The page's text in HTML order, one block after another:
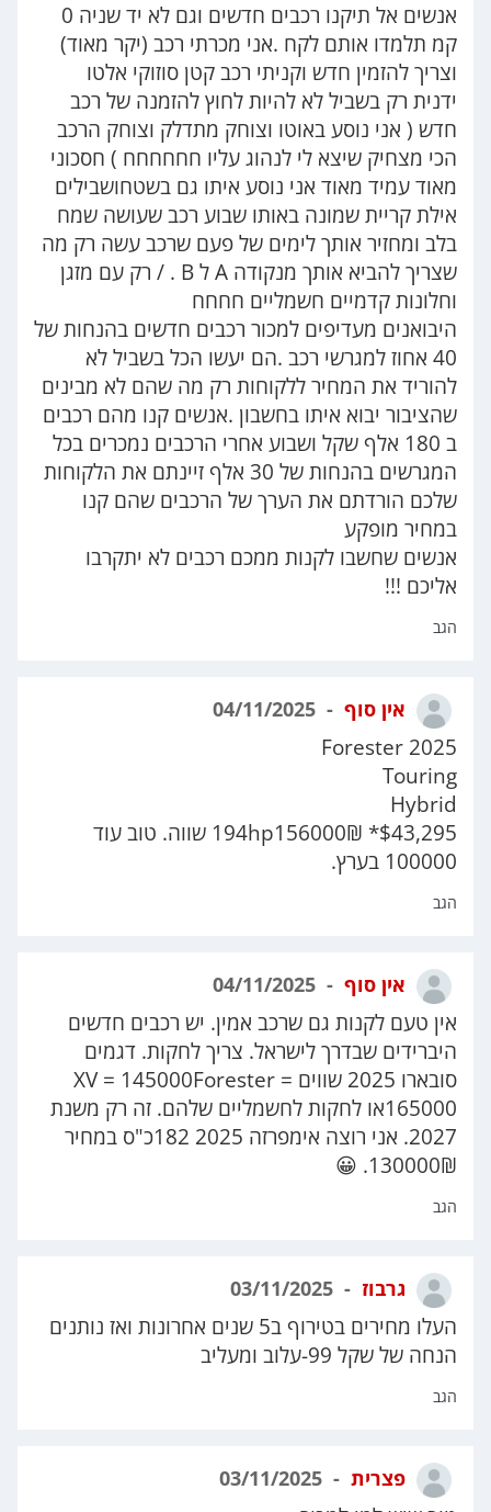
אנשים אל תיקנו רכבים חדשים וגם לא יד שניה 0
קמ תלמדו אותם לקח .אני מכרתי רכב (יקר מאוד)
וצריך להזמין חדש וקניתי רכב קטן סוזוקי אלטו
ידנית רק בשביל לא להיות לחוץ להזמנה של רכב
חדש ( אני נוסע באוטו וצוחק מתדלק וצוחק הרכב
הכי מצחיק שיצא לי לנהוג עליו חחחחחח ) חסכוני
מאוד עמיד מאוד אני נוסע איתו גם בשטחושבילים
אילת קריית שמונה באותו שבוע רכב שעושה שמח
בלב ומחזיר אותך לימים של פעם שרכב עשה רק מה
שצריך להביא אותך מנקודה A ל B . / רק עם מזגן
וחלונות קדמיים חשמליים חחחח
היבואנים מעדיפים למכור רכבים חדשים בהנחות של
40 אחוז למגרשי רכב .הם יעשו הכל בשביל לא
להוריד את המחיר ללקוחות רק מה שהם לא מבינים
שהציבור יבוא איתו בחשבון .אנשים קנו מהם רכבים
ב 180 אלף שקל ושבוע אחרי הרכבים נמכרים בכל
המגרשים בהנחות של 30 אלף זיינתם את הלקוחות
שלכם הורדתם את הערך של הרכבים שהם קנו
במחיר מופקע
אנשים שחשבו לקנות ממכם רכבים לא יתקרבו
אליכם !!!
הגב
אין סוף
2025 Forester
Touring
Hybrid
$43,295* 194hp156000₪ שווה. טוב עוד
100000 בערץ.
הגב
אין סוף
אין טעם לקנות גם שרכב אמין. יש רכבים חדשים
היברידים שבדרך לישראל. צריך לחקות. דגמים
סובארו 2025 שווים XV = 145000Forester =
165000או לחקות לחשמליים שלהם. זה רק משנת
2027. אני רוצה אימפרזה 2025 182כ"ס במחיר
130000₪. 😀
הגב
גרבוז
העלו מחירים בטירוף ב5 שנים אחרונות ואז נותנים
הנחה של שקל 99-עלוב ומעליב
הגב
פצרית